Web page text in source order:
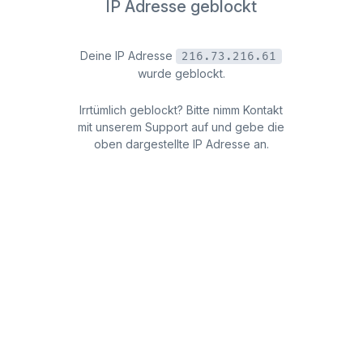
IP Adresse geblockt
Deine IP Adresse
216.73.216.61
wurde geblockt.
Irrtümlich geblockt? Bitte nimm Kontakt
mit unserem Support auf und gebe die
oben dargestellte IP Adresse an.